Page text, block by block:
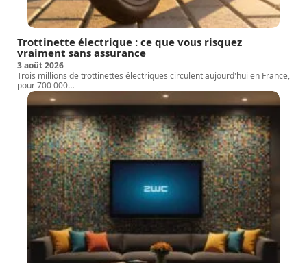
Trottinette électrique : ce que vous risquez
vraiment sans assurance
3 août 2026
Trois millions de trottinettes électriques circulent aujourd'hui en France,
pour 700 000…